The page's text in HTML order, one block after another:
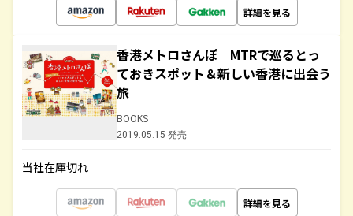
詳細を見る
香港メトロさんぽ MTRで巡るとっ
ておきスポット＆新しい香港に出会う
旅
BOOKS
2019.05.15 発売
当社在庫切れ
詳細を見る